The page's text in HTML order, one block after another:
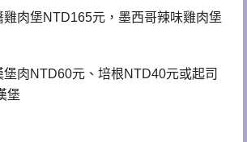
肉堡NTD165元，墨西哥辣味雞肉堡
肉NTD60元、培根NTD40元或起司
堡